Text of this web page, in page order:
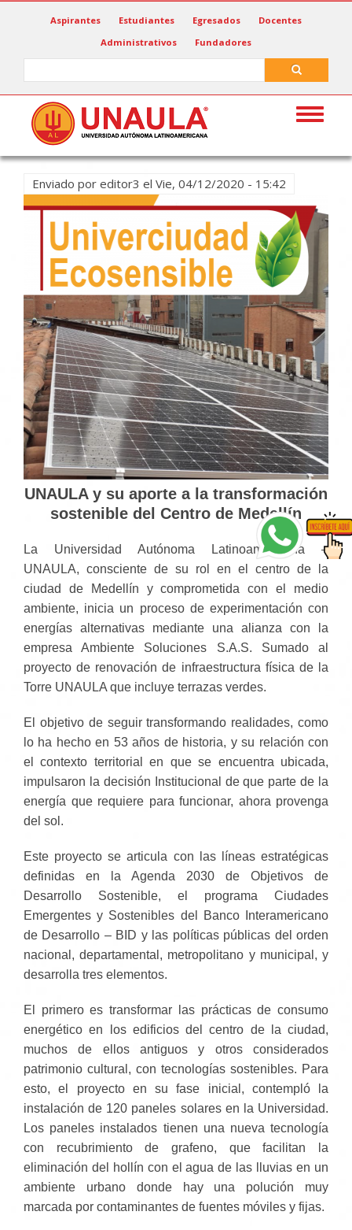
Aspirantes Estudiantes Egresados
Docentes
Administrativos
Fundadores
Toggle
Enviado por editor3 el Vie, 04/12/2020 - 15:42
UNAULA y su aporte a la transformación
sostenible del Centro de Medellín
La Universidad Autónoma Latinoamericana –
UNAULA, consciente de su rol en el centro de la
ciudad de Medellín y comprometida con el medio
ambiente, inicia un proceso de experimentación con
energías alternativas mediante una alianza con la
empresa Ambiente Soluciones S.A.S. Sumado al
proyecto de renovación de infraestructura física de la
Torre UNAULA que incluye terrazas verdes.
El objetivo de seguir transformando realidades, como
lo ha hecho en 53 años de historia, y su relación con
el contexto territorial en que se encuentra ubicada,
impulsaron la decisión Institucional de que parte de la
energía que requiere para funcionar, ahora provenga
del sol.
Este proyecto se articula con las líneas estratégicas
definidas en la Agenda 2030 de Objetivos de
Desarrollo Sostenible, el programa Ciudades
Emergentes y Sostenibles del Banco Interamericano
de Desarrollo – BID y las políticas públicas del orden
nacional, departamental, metropolitano y municipal, y
desarrolla tres elementos.
El primero es transformar las prácticas de consumo
energético en los edificios del centro de la ciudad,
muchos de ellos antiguos y otros considerados
patrimonio cultural, con tecnologías sostenibles. Para
esto, el proyecto en su fase inicial, contempló la
instalación de 120 paneles solares en la Universidad.
Los paneles instalados tienen una nueva tecnología
con recubrimiento de grafeno, que facilitan la
eliminación del hollín con el agua de las lluvias en un
ambiente urbano donde hay una polución muy
marcada por contaminantes de fuentes móviles y fijas.